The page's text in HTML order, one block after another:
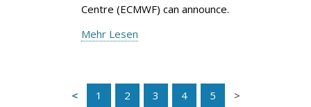
Centre (ECMWF) can announce.
Mehr Lesen
1 2 3 4 5